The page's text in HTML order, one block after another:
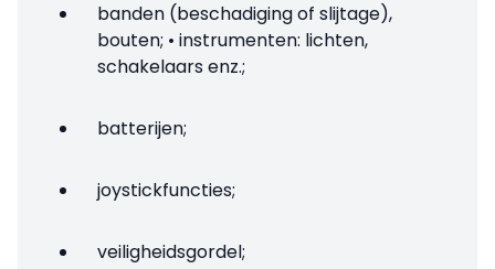
banden (beschadiging of slijtage),
bouten; • instrumenten: lichten,
schakelaars enz.;
batterijen;
joystickfuncties;
veiligheidsgordel;